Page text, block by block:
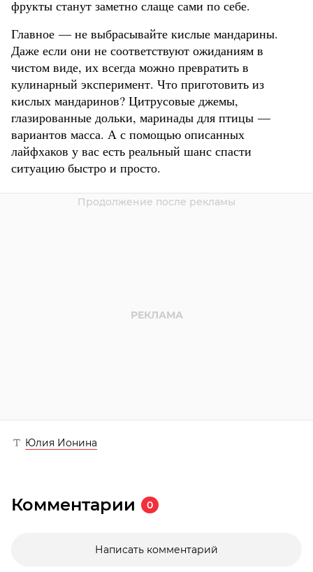
фрукты станут заметно слаще сами по себе.
Главное — не выбрасывайте кислые мандарины.
Даже если они не соответствуют ожиданиям в
чистом виде, их всегда можно превратить в
кулинарный эксперимент. Что приготовить из
кислых мандаринов? Цитрусовые джемы,
глазированные дольки, маринады для птицы —
вариантов масса. А с помощью описанных
лайфхаков у вас есть реальный шанс спасти
ситуацию быстро и просто.
Юлия Ионина
Комментарии 0
Написать комментарий